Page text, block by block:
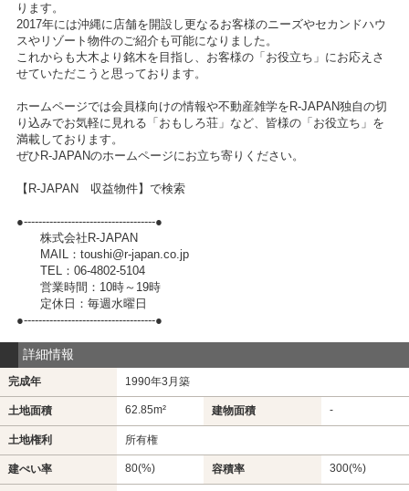
ります。
2017年には沖縄に店舗を開設し更なるお客様のニーズやセカンドハウ
スやリゾート物件のご紹介も可能になりました。
これからも大木より銘木を目指し、お客様の「お役立ち」にお応えさ
せていただこうと思っております。
ホームページでは会員様向けの情報や不動産雑学をR-JAPAN独自の切
り込みでお気軽に見れる「おもしろ荘」など、皆様の「お役立ち」を
満載しております。
ぜひR-JAPANのホームページにお立ち寄りください。
【R-JAPAN 収益物件】で検索
●------------------------------------●
株式会社R-JAPAN
MAIL：toushi@r-japan.co.jp
TEL：06-4802-5104
営業時間：10時～19時
定休日：毎週水曜日
●------------------------------------●
詳細情報
完成年 1990年3月築
土地面積 62.85m² 建物面積 -
土地権利 所有権
建ぺい率 80(%) 容積率 300(%)